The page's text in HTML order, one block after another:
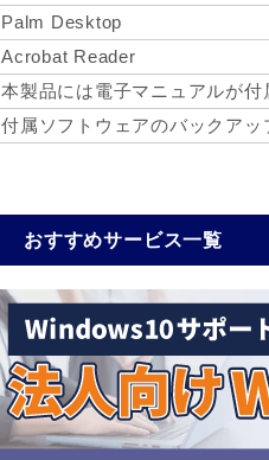
Palm Desktop
Acrobat Reader
本製品には電子マニュアルが付
付属ソフトウェアのバックアッ
おすすめサービス一覧